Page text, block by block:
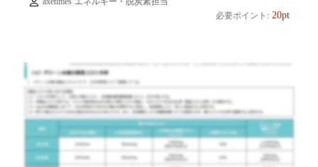
必要ポイント: 20pt